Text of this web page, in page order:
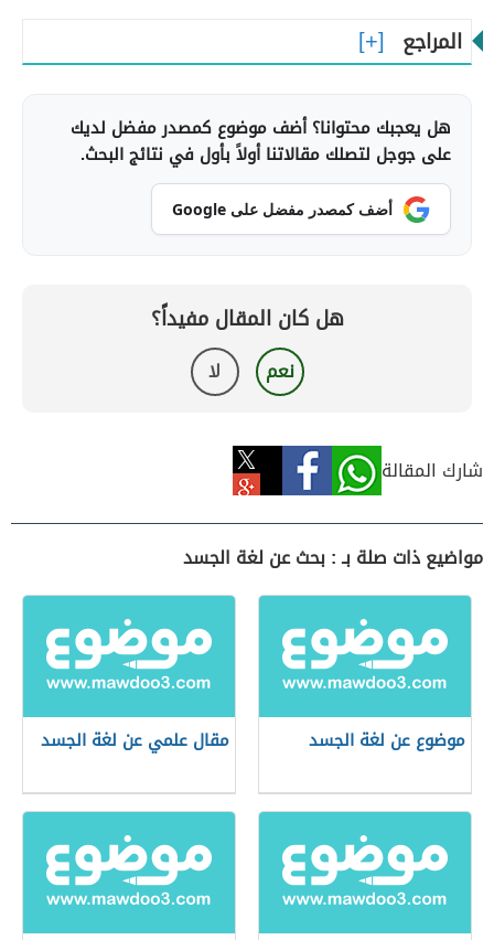
المراجع
هل يعجبك محتوانا؟ أضف موضوع كمصدر مفضل لديك
على جوجل لتصلك مقالاتنا أولاً بأول في نتائج البحث.
أضف كمصدر مفضل على Google
هل كان المقال مفيداً؟
نعم لا
شارك المقالة
مواضيع ذات صلة بـ : بحث عن لغة الجسد
موضوع عن لغة الجسد مقال علمي عن لغة الجسد